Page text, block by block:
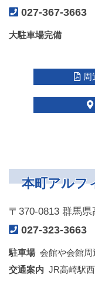
027-367-3663
大駐車場完備
周
本町アルフ
〒370-0813 群馬
027-323-3663
駐車場 会館や会館
交通案内 JR高崎駅